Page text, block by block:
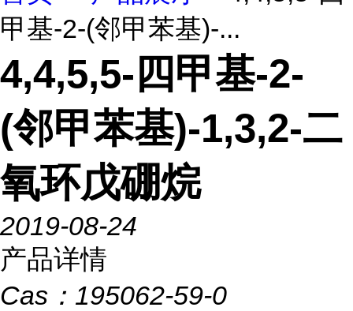
甲基-2-(邻甲苯基)-...
4,4,5,5-四甲基-2-
(邻甲苯基)-1,3,2-二
氧环戊硼烷
2019-08-24
产品详情
Cas： 195062-59-0